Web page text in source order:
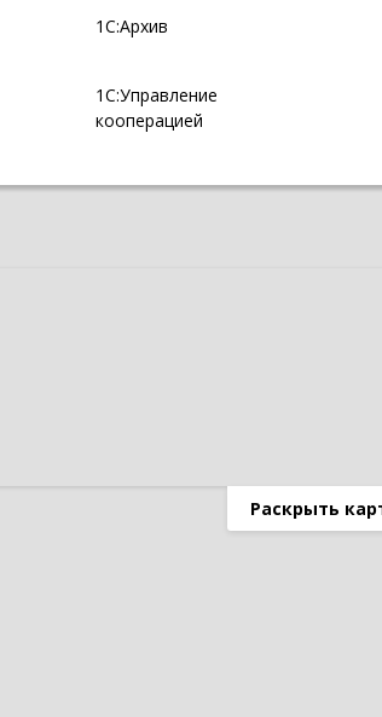
1С:Архив
1С:Управление
кооперацией
Раскрыть